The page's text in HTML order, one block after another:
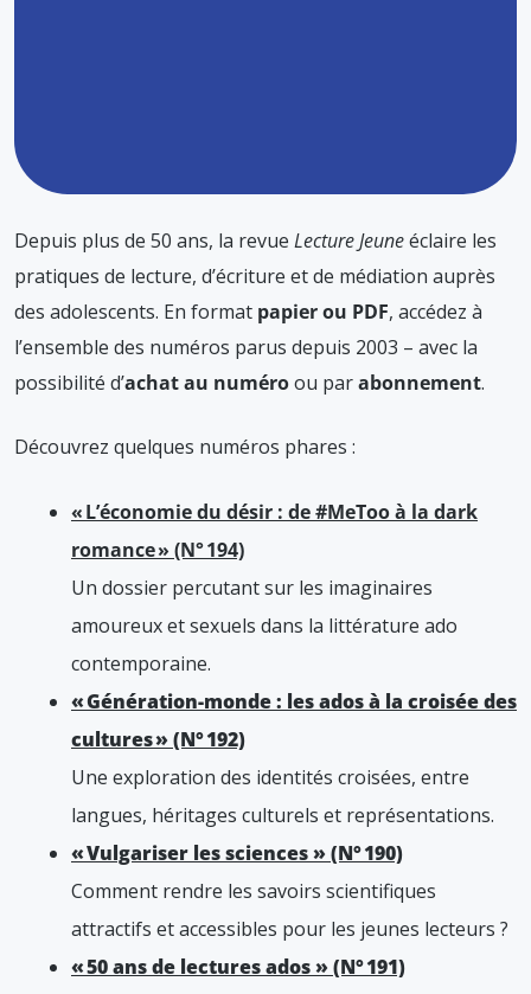
Depuis plus de 50 ans, la revue Lecture Jeuneéclaire les
pratiques de lecture, d’écriture et de médiation auprès
des adolescents. En format papier ou PDF, accédez à
l’ensemble des numéros parus depuis 2003 – avec la
possibilité d’achat au numéroou parabonnement.
Découvrez quelques numéros phares :
« L’économie du désir : de #MeToo à la dark
romance » (N° 194)
Un dossier percutant sur les imaginaires
amoureux et sexuels dans la littérature ado
contemporaine.
« Génération-monde : les ados à la croisée des
cultures » (N° 192)
Une exploration des identités croisées, entre
langues, héritages culturels et représentations.
« Vulgariser les sciences » (N° 190)
Comment rendre les savoirs scientifiques
attractifs et accessibles pour les jeunes lecteurs ?
« 50 ans de lectures ados » (N° 191)